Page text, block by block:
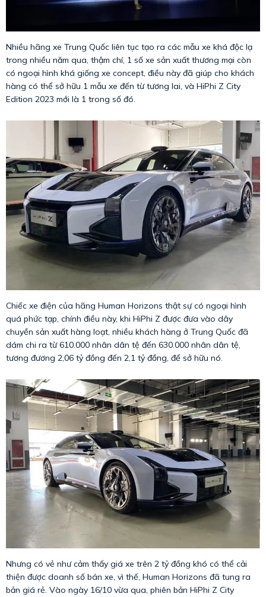
Nhiều hãng xe Trung Quốc liên tục tạo ra các mẫu xe khá độc lạ
trong nhiều năm qua, thậm chí, 1 số xe sản xuất thương mại còn
có ngoại hình khá giống xe concept, điều này đã giúp cho khách
hàng có thể sở hữu 1 mẫu xe đến từ tương lai, và HiPhi Z City
Edition 2023 mới là 1 trong số đó.
Chiếc xe điện của hãng Human Horizons thật sự có ngoại hình
quá phức tạp, chính điều này, khi HiPhi Z được đưa vào dây
chuyền sản xuất hàng loạt, nhiều khách hàng ở Trung Quốc đã
dám chi ra từ 610.000 nhân dân tệ đến 630.000 nhân dân tệ,
tương đương 2,06 tỷ đồng đến 2,1 tỷ đồng, để sở hữu nó.
Nhưng có vẻ như cảm thấy giá xe trên 2 tỷ đồng khó có thể cải
thiện được doanh số bán xe, vì thế, Human Horizons đã tung ra
bản giá rẻ. Vào ngày 16/10 vừa qua, phiên bản HiPhi Z City